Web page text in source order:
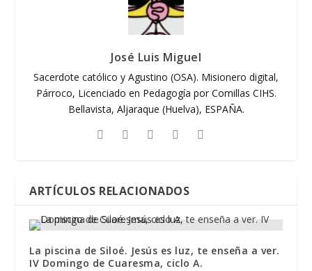
José Luis Miguel
Sacerdote católico y Agustino (OSA). Misionero digital,
Párroco, Licenciado en Pedagogía por Comillas CIHS.
Bellavista, Aljaraque (Huelva), ESPAÑA.
ARTÍCULOS RELACIONADOS
La piscina de Siloé. Jesús es luz, te enseña a ver.
IV Domingo de Cuaresma, ciclo A.